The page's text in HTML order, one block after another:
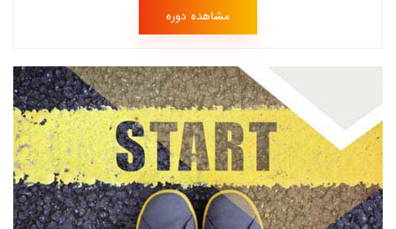
مشاهده دوره